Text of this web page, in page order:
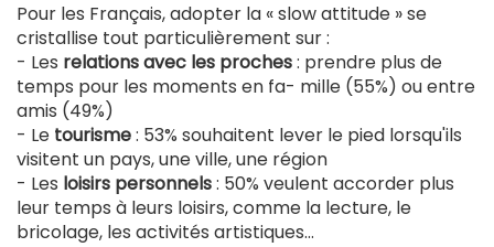
Pour les Français, adopter la « slow attitude » se
cristallise tout particulièrement sur :
- Les relations avec les proches: prendre plus de
temps pour les moments en fa- mille (55%) ou entre
amis (49%)
- Le tourisme: 53% souhaitent lever le pied lorsqu'ils
visitent un pays, une ville, une région
- Les loisirs personnels: 50% veulent accorder plus
leur temps à leurs loisirs, comme la lecture, le
bricolage, les activités artistiques...